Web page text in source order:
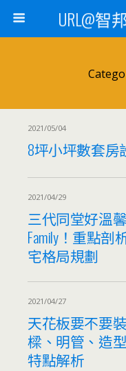
URL@智
2021/05/04
8坪小坪數套房
2021/04/29
三代同堂好溫
Family！重點
宅格局規劃
2021/04/27
天花板要不要
樑、明管、造
特點解析